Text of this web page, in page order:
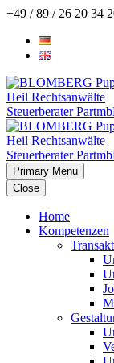
+49 / 89 / 26 20 34
Primary Menu
Close
Home
Kompetenzen